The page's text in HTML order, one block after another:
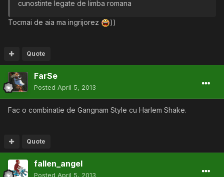
cunostinte legate de limba romana
Tocmai de aia ma ingrijorez ))
Quote
FarSe
Posted April 5, 2013
Fac o combinatie de Gangnam Style cu Harlem Shake.
Quote
fallen_angel
Posted April 5, 2013